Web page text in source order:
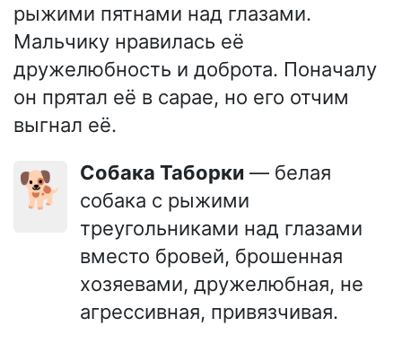
рыжими пятнами над глазами.
Мальчику нравилась её
дружелюбность и доброта. Поначалу
он прятал её в сарае, но его отчим
выгнал её.
🐕 Собака Таборки — белая
собака с рыжими
треугольниками над глазами
вместо бровей, брошенная
хозяевами, дружелюбная, не
агрессивная, привязчивая.